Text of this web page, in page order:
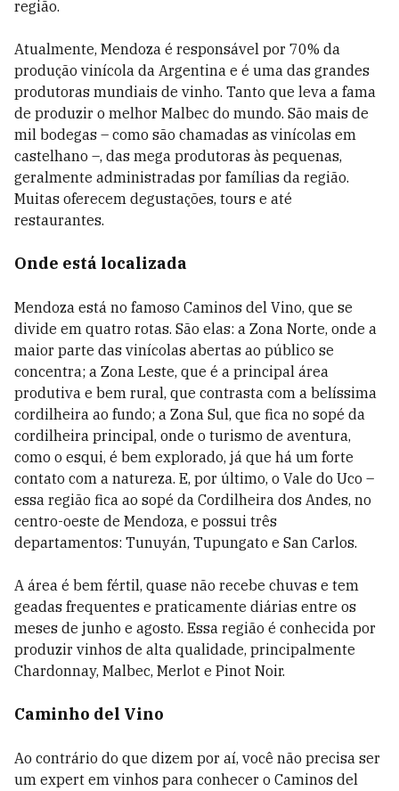
região.
Atualmente, Mendoza é responsável por 70% da
produção vinícola da Argentina e é uma das grandes
produtoras mundiais de vinho. Tanto que leva a fama
de produzir o melhor Malbec do mundo. São mais de
mil bodegas – como são chamadas as vinícolas em
castelhano –, das mega produtoras às pequenas,
geralmente administradas por famílias da região.
Muitas oferecem degustações, tours e até
restaurantes.
Onde está localizada
Mendoza está no famoso Caminos del Vino, que se
divide em quatro rotas. São elas: a Zona Norte, onde a
maior parte das vinícolas abertas ao público se
concentra; a Zona Leste, que é a principal área
produtiva e bem rural, que contrasta com a belíssima
cordilheira ao fundo; a Zona Sul, que fica no sopé da
cordilheira principal, onde o turismo de aventura,
como o esqui, é bem explorado, já que há um forte
contato com a natureza. E, por último, o Vale do Uco –
essa região fica ao sopé da Cordilheira dos Andes, no
centro-oeste de Mendoza, e possui três
departamentos: Tunuyán, Tupungato e San Carlos.
A área é bem fértil, quase não recebe chuvas e tem
geadas frequentes e praticamente diárias entre os
meses de junho e agosto. Essa região é conhecida por
produzir vinhos de alta qualidade, principalmente
Chardonnay, Malbec, Merlot e Pinot Noir.
Caminho del Vino
Ao contrário do que dizem por aí, você não precisa ser
um expert em vinhos para conhecer o Caminos del